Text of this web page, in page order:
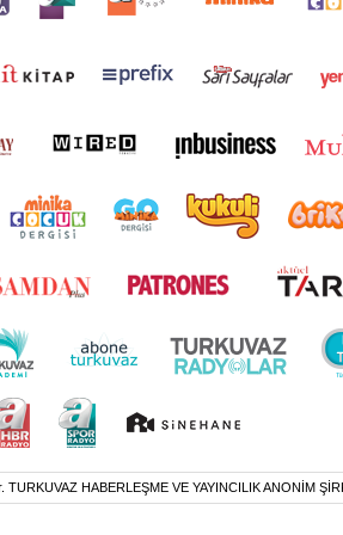
TURKUVAZ HABERLEŞME VE YAYINCILIK ANONİM